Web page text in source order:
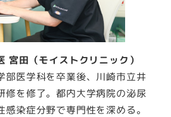
宮田（モイストクリニック）
部医学科を卒業後、川崎市立井
修を修了。都内大学病院の泌尿
感染症分野で専門性を深める。